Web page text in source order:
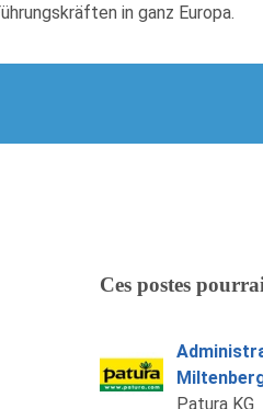
in ganz Europa.
Ces postes
Patura KG